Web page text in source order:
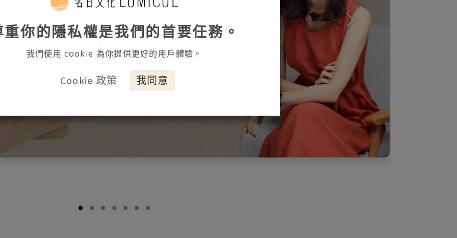
下一個
重你的隱私權是我們的首要任務。
我們使用 cookie 為你提供更好的用戶體驗。
Cookie 政策 我同意